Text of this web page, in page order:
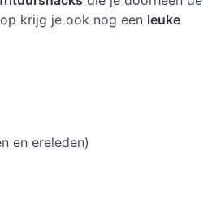
krijg je ook nog een leuke
en ereleden)